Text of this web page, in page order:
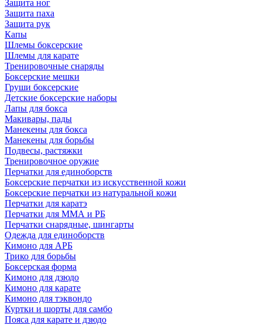
Защита ног
Защита паха
Защита рук
Капы
Шлемы боксерские
Шлемы для карате
Тренировочные снаряды
Боксерские мешки
Груши боксерские
Детские боксерские наборы
Лапы для бокса
Макивары, пады
Манекены для бокса
Манекены для борьбы
Подвесы, растяжки
Тренировочное оружие
Перчатки для единоборств
Боксерские перчатки из искусственной кожи
Боксерские перчатки из натуральной кожи
Перчатки для каратэ
Перчатки для ММА и РБ
Перчатки снарядные, шингарты
Одежда для единоборств
Кимоно для АРБ
Трико для борьбы
Боксерская форма
Кимоно для дзюдо
Кимоно для карате
Кимоно для тэквондо
Куртки и шорты для самбо
Пояса для карате и дзюдо